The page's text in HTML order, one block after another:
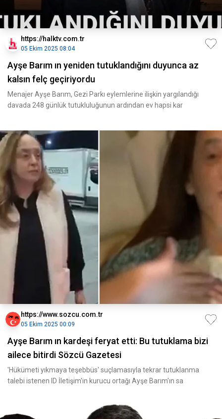
https://halktv.com.tr
05 Ekim 2025 08:04
Ayşe Barım ın yeniden tutuklandığını duyunca az
kalsın felç geçiriyordu
Menajer Ayşe Barım, Gezi Parkı eylemlerine ilişkin yargılandığı
davada 248 günlük tutukluluğunun ardından ev hapsi kar
https://www.sozcu.com.tr
05 Ekim 2025 00:09
Ayşe Barım ın kardeşi feryat etti: Bu tutuklama bizi
ailece bitirdi Sözcü Gazetesi
'Hükümeti yıkmaya teşebbüs' suçlamasıyla tekrar tutuklanma
talebi istenen ID İletişim'in kurucu ortağı Ayşe Barım'ın sa